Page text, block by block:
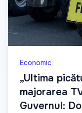
Economic
„Ultima
majorarea
Guvernul: